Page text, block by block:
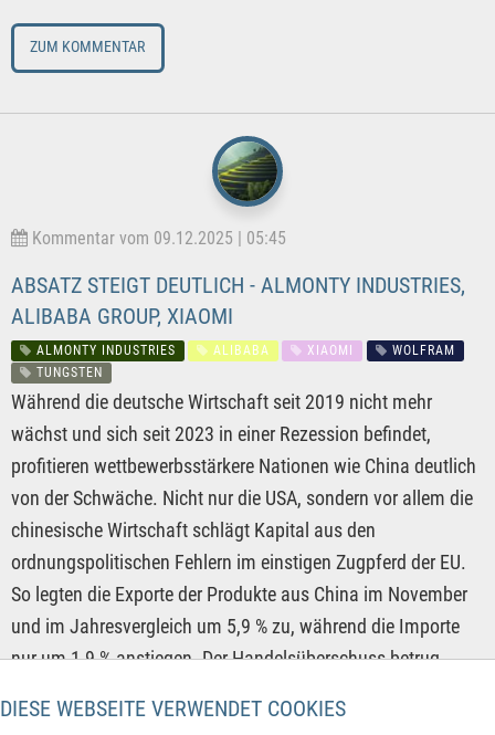
DIESE WEBSEITE VERWENDET COOKIES
ZUM KOMMENTAR
Kommentar vom 09.12.2025 | 05:45
ABSATZ STEIGT DEUTLICH - ALMONTY INDUSTRIES,
ALIBABA GROUP, XIAOMI
ALMONTY INDUSTRIES ALIBABA XIAOMI
WOLFRAM
TUNGSTEN
Während die deutsche Wirtschaft seit 2019 nicht mehr
wächst und sich seit 2023 in einer Rezession befindet,
profitieren wettbewerbsstärkere Nationen wie China deutlich
von der Schwäche. Nicht nur die USA, sondern vor allem die
chinesische Wirtschaft schlägt Kapital aus den
ordnungspolitischen Fehlern im einstigen Zugpferd der EU.
So legten die Exporte der Produkte aus China im November
und im Jahresvergleich um 5,9 % zu, während die Importe
nur um 1,9 % anstiegen. Der Handelsüberschuss betrug
die billigen chinesischen Waren überschwemmen die Märkte